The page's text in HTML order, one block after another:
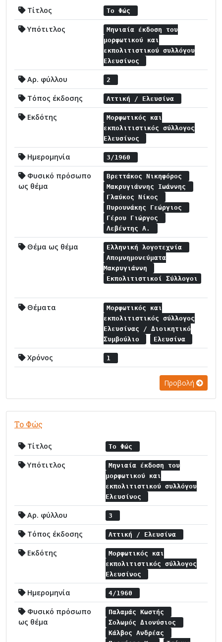
Τίτλος Το Φώς
Υπότιτλος
Μηνιαία έκδοση του
μορφωτικού και
εκπολιτιστικού συλλόγου
Ελευσίνος
Αρ. φύλλου 2
Τόπος έκδοσης Αττική / Ελευσίνα
Εκδότης
Μορφωτικός και
εκπολιτιστικός σύλλογος
Ελευσίνος
Ημερομηνία 3/1960
Φυσικό πρόσωπο
ως θέμα
Βρεττάκος Νικηφόρος
Μακρυγιάννης Ιωάννης
Γλαύκος Νίκος
Πυρουνάκης Γεώργιος
Γέρου Γιώργος
Λεβέντης Α.
Θέμα ως θέμα
Ελληνική λογοτεχνία
Απομνημονεύματα
Μακρυγιάννη
Εκπολιτιστικοί Σύλλογοι
Θέματα
Μορφωτικός και
εκπολιτιστικός σύλλογος
Ελευσίνας / Διοικητικό
Συμβούλιο
Ελευσίνα
Χρόνος 1
Προβολή
Το Φώς
Τίτλος Το Φώς
Υπότιτλος
Μηνιαία έκδοση του
μορφωτικού και
εκπολιτιστικού συλλόγου
Ελευσίνος
Αρ. φύλλου 3
Τόπος έκδοσης Αττική / Ελευσίνα
Εκδότης
Μορφωτικός και
εκπολιτιστικός σύλλογος
Ελευσίνος
Ημερομηνία 4/1960
Φυσικό πρόσωπο
ως θέμα
Παλαμάς Κωστής
Σολωμός Διονύσιος
Κάλβος Ανδρέας